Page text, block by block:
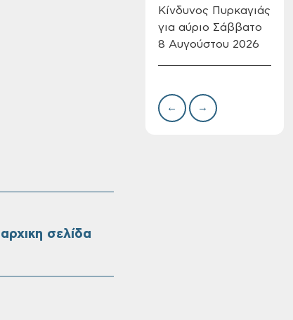
Επαναλειτουργία
του συστήματος
SeaTrac στην
Κίνδυνος Πυρκαγιάς
για αύριο Σάββατο
8 Αυγούστου 2026
← →
σελίδα